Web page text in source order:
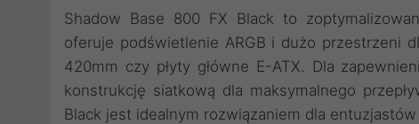
Shadow Base 800 FX Black to
oferuje podświetlenie ARGB i dużo przestrzeni
420mm czy płyty główne E-ATX. Dla
konstrukcję siatkową dla maksymalnego
Black jest idealnym rozwiązaniem dla